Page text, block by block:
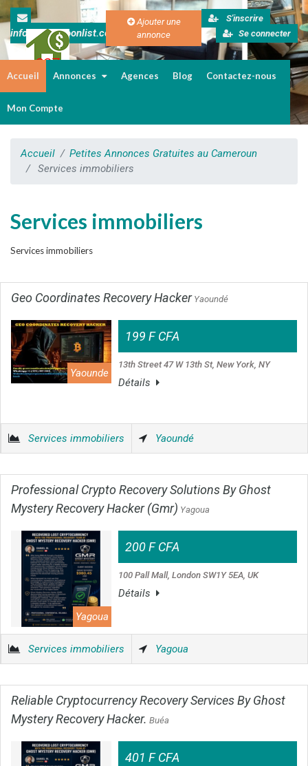
info@cameroonlist.com
Ajouter une
annonce
S'inscrire
Se connecter
Accueil Annonces Agences Blog Contactez-nous
Mon Compte
Accueil
Petites Annonces Gratuites au Cameroun
Services immobiliers
Services immobiliers
Services immobiliers
Geo Coordinates Recovery HackerYaoundé
Yaounde
199 F CFA
13th Street 47 W 13th St, New York, NY
Détails
Services immobiliers Yaoundé
Professional Crypto Recovery Solutions By Ghost
Mystery Recovery Hacker (Gmr) Yagoua
Yagoua
200 F CFA
100 Pall Mall, London SW1Y 5EA, UK
Détails
Services immobiliers Yagoua
Reliable Cryptocurrency Recovery Services By Ghost
Mystery Recovery Hacker. Buéa
401 F CFA